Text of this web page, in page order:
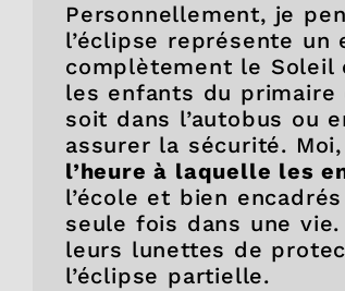
Personnellement, je
l’éclipse représente un
complètement le Soleil
les enfants du
soit dans l’autobus ou
assurer la sécurité.
l’heure à laquelle les
l’école et bien
seule fois dans une
leurs lunettes de
l’éclipse partielle.